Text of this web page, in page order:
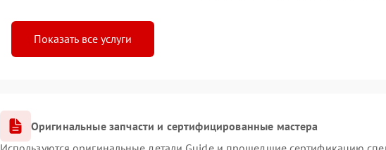
Показать все услуги
Оригинальные запчасти и сертифицированные мастера